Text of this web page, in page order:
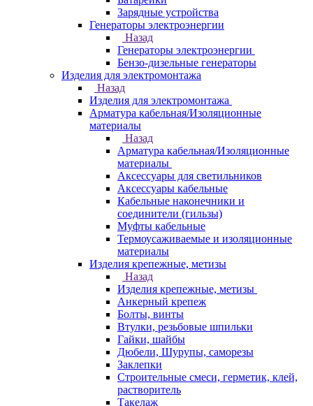
Зарядные устройства
Генераторы электроэнергии
Назад
Генераторы электроэнергии
Бензо-дизельные генераторы
Изделия для электромонтажа
Назад
Изделия для электромонтажа
Арматура кабельная/Изоляционные
материалы
Назад
Арматура кабельная/Изоляционные
материалы
Аксессуары для светильников
Аксессуары кабельные
Кабельные наконечники и
соединители (гильзы)
Муфты кабельные
Термоусаживаемые и изоляционные
материалы
Изделия крепежные, метизы
Назад
Изделия крепежные, метизы
Анкерный крепеж
Болты, винты
Втулки, резьбовые шпильки
Гайки, шайбы
Дюбели, Шурупы, саморезы
Заклепки
Строительные смеси, герметик, клей,
растворитель
Такелаж